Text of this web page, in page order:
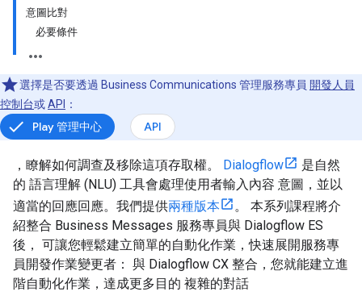
意圖比對
必要條件
選擇是否要透過 Business Communications 管理服務專員 開發人員
控制台或API ：
Play 管理中心 API
，瞭解如何調查及移除這項存取權。 Dialogflow
是自然
的 語言理解 (NLU) 工具會處理使用者輸入內容 意圖，並以
適當的回應回應。我們提供兩種版本
。 本系列課程將介
紹整合 Business Messages 服務專員與 Dialogflow ES
後， 可讓您輕鬆建立簡單的自動化作業，快速展開服務專
員開發作業變更者： 與 Dialogflow CX 整合，您就能建立進
階自動化作業，達成更多目的 複雜的對話